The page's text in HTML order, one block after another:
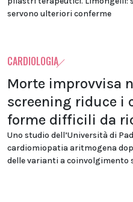
servono ulteriori conferme
CARDIOLOGIA
Morte improvvisa
screening riduce i
forme difficili da
Uno studio dell’Università di
cardiomiopatia aritmogena
delle varianti a coinvolgimento